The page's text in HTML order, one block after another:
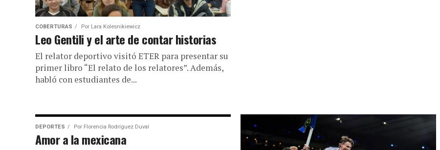
COBERTURAS Por Lara Kolesnikiewicz
Leo Gentili y el arte de contar historias
El relator deportivo visitó ETER para presentar su
primer libro “El relato de los relatores”. Además,
habló con estudiantes de...
DEPORTES Por Florencia Rodríguez Duval
Amor a la mexicana